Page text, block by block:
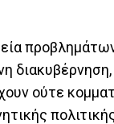
ούτε